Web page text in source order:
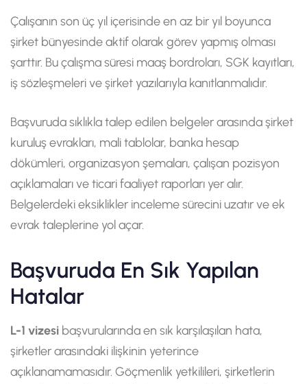
Çalışanın son üç yıl içerisinde en az bir yıl boyunca
şirket bünyesinde aktif olarak görev yapmış olması
şarttır. Bu çalışma süresi maaş bordroları, SGK kayıtları,
iş sözleşmeleri ve şirket yazılarıyla kanıtlanmalıdır.
Başvuruda sıklıkla talep edilen belgeler arasında şirket
kuruluş evrakları, mali tablolar, banka hesap
dökümleri, organizasyon şemaları, çalışan pozisyon
açıklamaları ve ticari faaliyet raporları yer alır.
Belgelerdeki eksiklikler inceleme sürecini uzatır ve ek
evrak taleplerine yol açar.
Başvuruda En Sık Yapılan
Hatalar
L-1 vizesi başvurularında en sık karşılaşılan hata,
şirketler arasındaki ilişkinin yeterince
açıklanamamasıdır. Göçmenlik yetkilileri, şirketlerin